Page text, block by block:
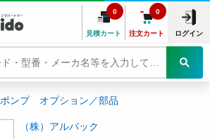
見積カート
0
注文カート
0
ログイン
ポンプ オプション／部品
（株）アルバック